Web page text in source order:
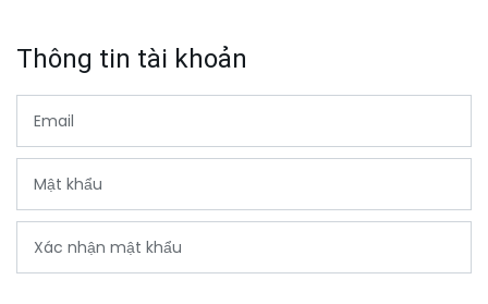
Thông tin tài khoản